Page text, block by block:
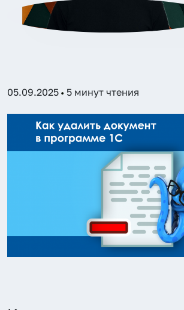
05.09.2025 5 минут чтения